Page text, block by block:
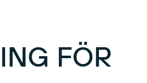
FÖR